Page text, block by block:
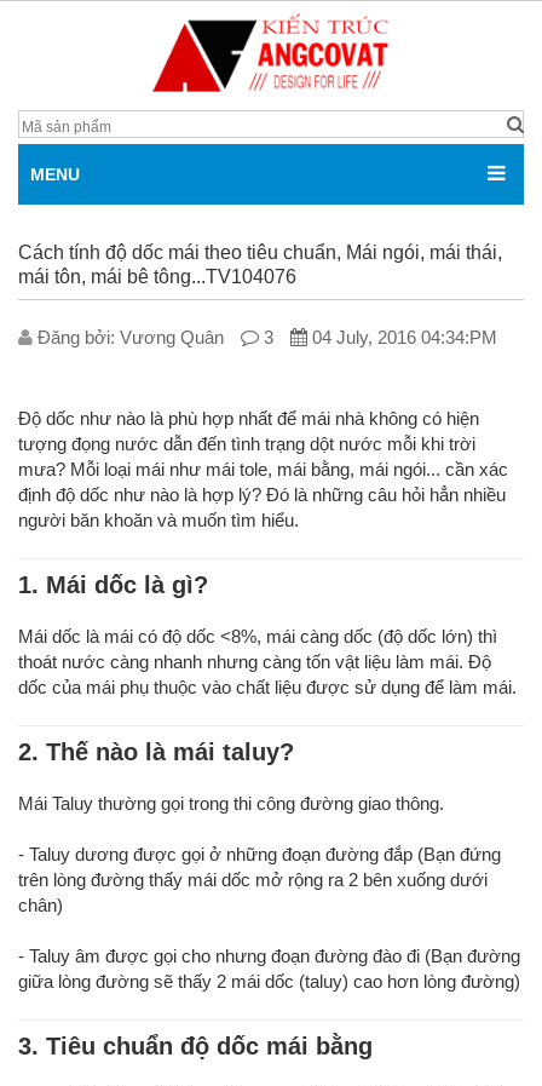
MENU
Cách tính độ dốc mái theo tiêu chuẩn, Mái ngói, mái thái,
mái tôn, mái bê tông...TV104076
Đăng bởi: V­ương Quân 3 04 July, 2016 04:34:PM
Độ dốc như nào là phù hợp nhất để mái nhà không có hiện
tượng đọng nước dẫn đến tình trạng dột nước mỗi khi trời
mưa? Mỗi loại mái như mái tole, mái bằng, mái ngói... cần xác
định độ dốc như nào là hợp lý? Đó là những câu hỏi hẳn nhiều
người băn khoăn và muốn tìm hiểu.
1. Mái dốc là gì?
Mái dốc là mái có độ dốc <8%, mái càng dốc (độ dốc lớn) thì
thoát nước càng nhanh nhưng càng tốn vật liệu làm mái. Độ
dốc của mái phụ thuộc vào chất liệu được sử dụng để làm mái.
2. Thế nào là mái taluy?
Mái Taluy thường gọi trong thi công đường giao thông.
- Taluy dương được gọi ở những đoạn đường đắp (Bạn đứng
trên lòng đường thấy mái dốc mở rộng ra 2 bên xuống dưới
chân)
- Taluy âm được gọi cho nhưng đoạn đường đào đi (Bạn đường
giữa lòng đường sẽ thấy 2 mái dốc (taluy) cao hơn lòng đường)
3. Tiêu chuẩn độ dốc mái bằng